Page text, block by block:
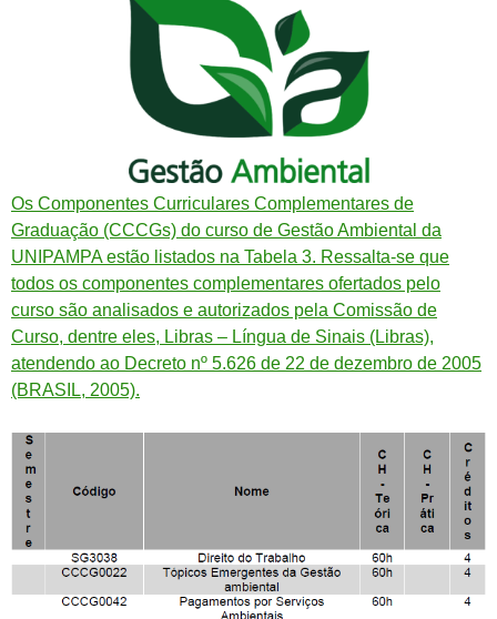
Os Componentes Curriculares Complementares de
Graduação (CCCGs) do curso de Gestão Ambiental da
UNIPAMPA estão listados na Tabela 3. Ressalta-se que
todos os componentes complementares ofertados pelo
curso são analisados e autorizados pela Comissão de
Curso, dentre eles, Libras – Língua de Sinais (Libras),
atendendo ao Decreto nº 5.626 de 22 de dezembro de 2005
(BRASIL, 2005).